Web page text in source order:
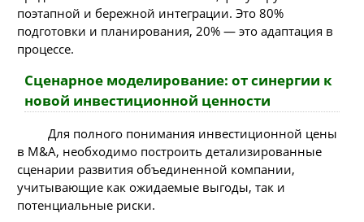
поэтапной и бережной интеграции. Это 80%
подготовки и планирования, 20% — это адаптация в
процессе.
Сценарное моделирование: от синергии к
новой инвестиционной ценности
Для полного понимания инвестиционной цены
в M&A, необходимо построить детализированные
сценарии развития объединенной компании,
учитывающие как ожидаемые выгоды, так и
потенциальные риски.